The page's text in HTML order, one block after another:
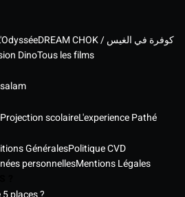
DREAM CHOK / كوفرة في الغيس
DinoTous les films
Projection scolaireL'experience Pathé
GénéralesPolitique CVD
personnellesMentions Légales